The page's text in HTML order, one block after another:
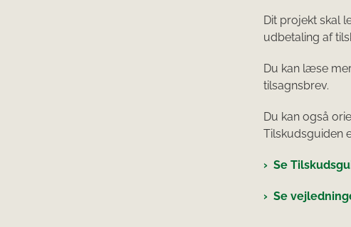
Dit projekt skal
udbetaling af
Du kan læse
tilsagnsbrev.
Du kan også
Tilskudsguiden
Se
Se